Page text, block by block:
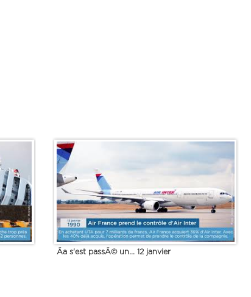
Ãa s'est passÃ© un... 12 janvier